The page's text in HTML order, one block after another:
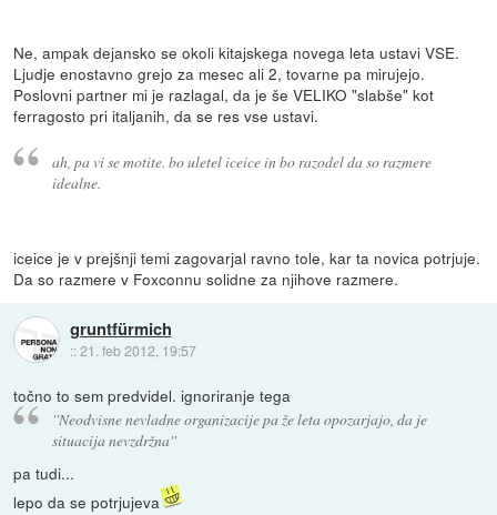
Ne, ampak dejansko se okoli kitajskega novega leta ustavi VSE.
Ljudje enostavno grejo za mesec ali 2, tovarne pa mirujejo.
Poslovni partner mi je razlagal, da je še VELIKO "slabše" kot
ferragosto pri italjanih, da se res vse ustavi.
ah, pa vi se motite. bo uletel iceice in bo razodel da so razmere
idealne.
iceice je v prejšnji temi zagovarjal ravno tole, kar ta novica potrjuje.
Da so razmere v Foxconnu solidne za njihove razmere.
gruntfürmich
::21. feb 2012, 19:57
točno to sem predvidel. ignoriranje tega
''Neodvisne nevladne organizacije pa že leta opozarjajo, da je
situacija nevzdržna''
pa tudi...
lepo da se potrjujeva